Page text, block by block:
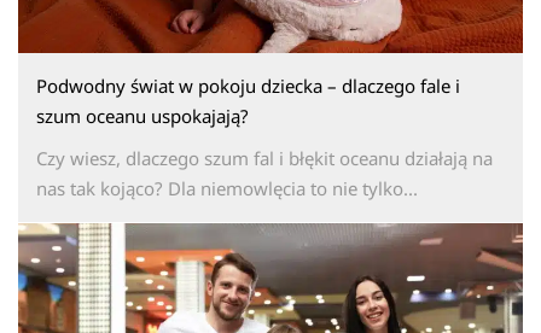
Podwodny świat w pokoju dziecka – dlaczego fale i
szum oceanu uspokajają?
Czy wiesz, dlaczego szum fal i błękit oceanu działają na
nas tak kojąco? Dla niemowlęcia to nie tylko...